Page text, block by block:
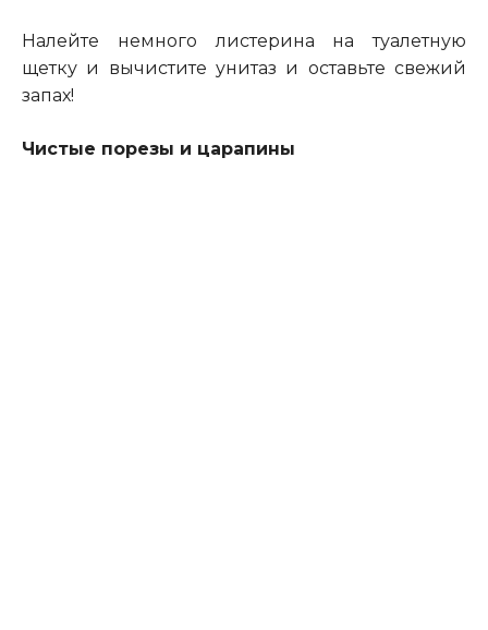
Налейте немного листерина на туалетную
щетку и вычистите унитаз и оставьте свежий
запах!
Чистые порезы и царапины